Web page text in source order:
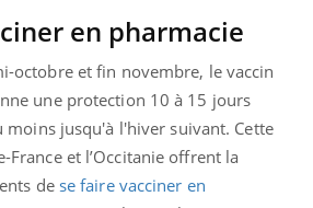
en pharmacie
octobre et fin novembre, le vaccin
une protection 10 à 15 jours
moins jusqu'à l'hiver suivant. Cette
France et l’Occitanie offrent la
de se faire vacciner en